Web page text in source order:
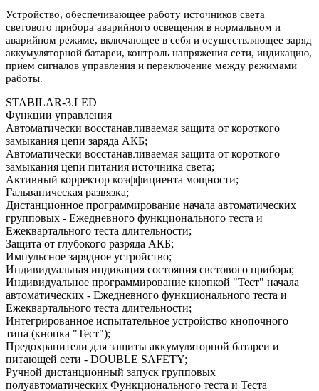
Устройство, обеспечивающее работу источников света
светового прибора аварийного освещения в нормальном и
аварийном режиме, включающее в себя и осуществляющее заряд
аккумуляторной батареи, контроль напряжения сети, индикацию,
прием сигналов управления и переключение между режимами
работы.
STABILAR-3.LED
Функции управления
Автоматически восстанавливаемая защита от короткого
замыкания цепи заряда АКБ;
Автоматически восстанавливаемая защита от короткого
замыкания цепи питания источника света;
Активный корректор коэффициента мощности;
Гальваническая развязка;
Дистанционное программирование начала автоматических
групповых - Ежедневного функционального теста и
Ежеквартального теста длительности;
Защита от глубокого разряда АКБ;
Импульсное зарядное устройство;
Индивидуальная индикация состояния светового прибора;
Индивидуальное программирование кнопкой "Тест" начала
автоматических - Ежедневного функционального теста и
Ежеквартального теста длительности;
Интегрированное испытательное устройство кнопочного
типа (кнопка "Тест");
Предохранители для защиты аккумуляторной батареи и
питающей сети - DOUBLE SAFETY;
Ручной дистанционный запуск групповых
полуавтоматических Функционального теста и Теста